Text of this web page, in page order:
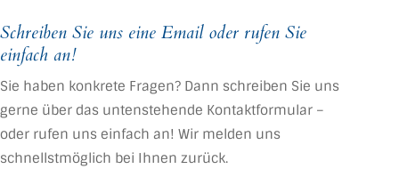
Schreiben Sie uns eine Email oder rufen Sie
einfach an!
Sie haben konkrete Fragen? Dann schreiben Sie uns
gerne über das untenstehende Kontaktformular –
oder rufen uns einfach an! Wir melden uns
schnellstmöglich bei Ihnen zurück.